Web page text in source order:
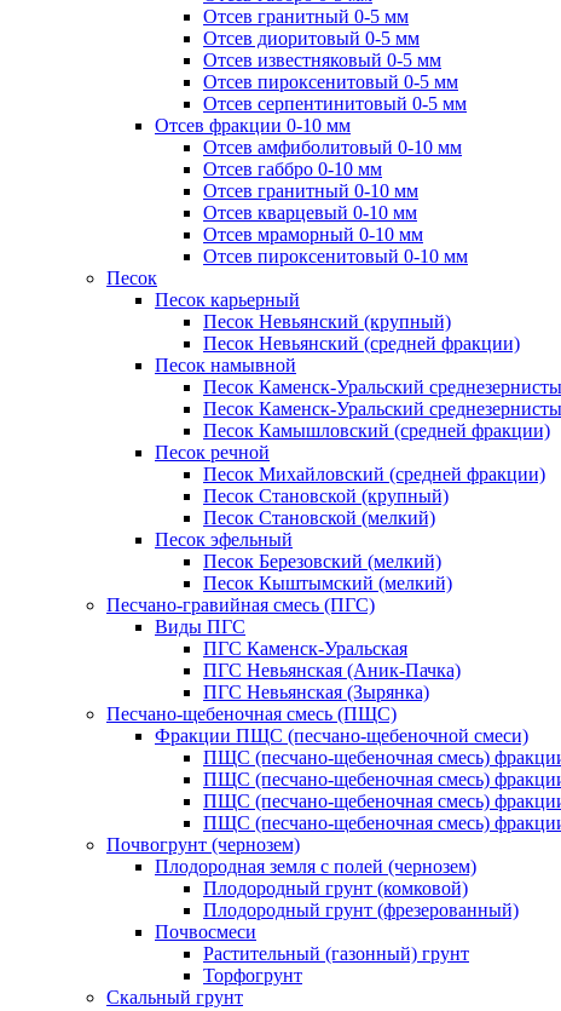
Отсев гранитный 0-5 мм
Отсев диоритовый 0-5 мм
Отсев известняковый 0-5 мм
Отсев пироксенитовый 0-5 мм
Отсев серпентинитовый 0-5 мм
Отсев фракции 0-10 мм
Отсев амфиболитовый 0-10 мм
Отсев габбро 0-10 мм
Отсев гранитный 0-10 мм
Отсев кварцевый 0-10 мм
Отсев мраморный 0-10 мм
Отсев пироксенитовый 0-10 мм
Песок
Песок карьерный
Песок Невьянский (крупный)
Песок Невьянский (средней фракции)
Песок намывной
Песок Каменск-Уральский
Песок Каменск-Уральский
Песок Камышловский (средней фракции)
Песок речной
Песок Михайловский (средней фракции)
Песок Становской (крупный)
Песок Становской (мелкий)
Песок эфельный
Песок Березовский (мелкий)
Песок Кыштымский (мелкий)
Песчано-гравийная смесь (ПГС)
Виды ПГС
ПГС Каменск-Уральская
ПГС Невьянская (Аник-Пачка)
ПГС Невьянская (Зырянка)
Песчано-щебеночная смесь (ПЩС)
Фракции ПЩС (песчано-щебеночной смеси)
ПЩС (песчано-щебеночная смесь)
ПЩС (песчано-щебеночная смесь)
ПЩС (песчано-щебеночная смесь)
ПЩС (песчано-щебеночная смесь)
Почвогрунт (чернозем)
Плодородная земля с полей (чернозем)
Плодородный грунт (комковой)
Плодородный грунт (фрезерованный)
Почвосмеси
Растительный (газонный) грунт
Торфогрунт
Скальный грунт